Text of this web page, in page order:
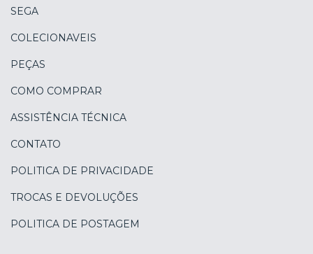
SEGA
COLECIONAVEIS
PEÇAS
COMO COMPRAR
ASSISTÊNCIA TÉCNICA
CONTATO
POLITICA DE PRIVACIDADE
TROCAS E DEVOLUÇÕES
POLITICA DE POSTAGEM